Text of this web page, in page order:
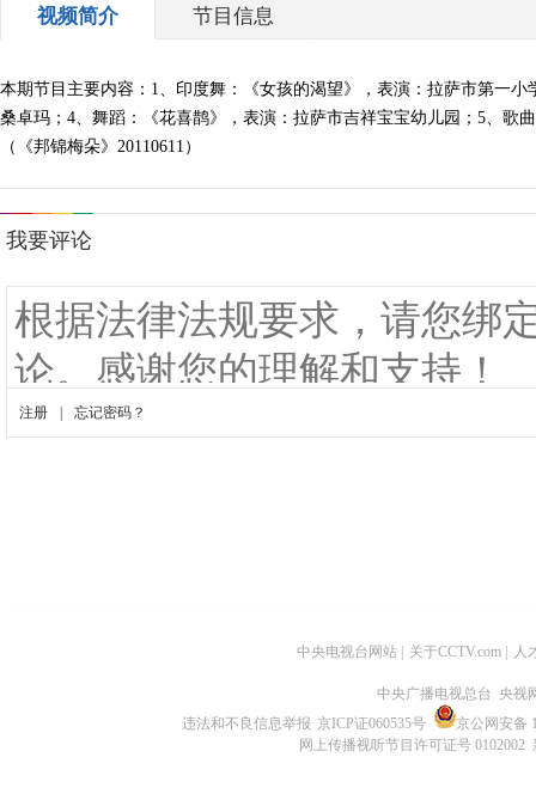
视频简介 节目信息
本期节目主要内容：1、印度舞：《女孩的渴望》，表演：拉萨市第一
桑卓玛；4、舞蹈：《花喜鹊》，表演：拉萨市吉祥宝宝幼儿园；5、歌
（《邦锦梅朵》20110611）
中央电视台网站 关于CCTV.com 人
中央广播电视总台 央视
违法和不良信息举报 京ICP证060535号
京公网安备
网上传播视听节目许可证号 0102002